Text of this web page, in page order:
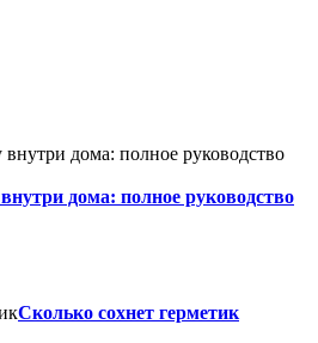
дома: полное руководство
Сколько сохнет герметик